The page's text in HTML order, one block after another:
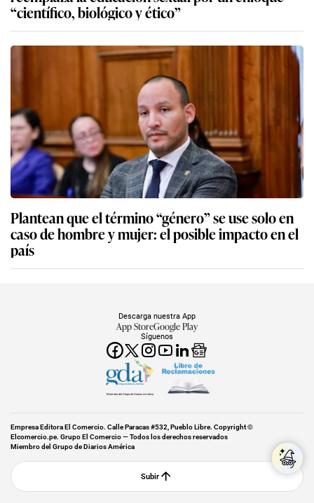
“científico, biológico y ético”
Plantean que el término “género” se use solo en
caso de hombre y mujer: el posible impacto en el
país
Síguenos
Descarga nuestra App
App StoreGoogle Play
Miembro del Grupo de Diarios América
Empresa Editora El Comercio. Calle Paracas #532, Pueblo Libre. Copyright ©
Elcomercio.pe. Grupo El Comercio — Todos los derechos reservados
Miembro del Grupo de Diarios América
Subir